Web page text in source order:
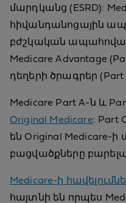
մարդկանց (ESRD):
հիվանդանոցային
բժշկական
Medicare Advantage
դեղերի ծրագրեր (Part
Medicare Part A-ն և
Original Medicare: Part
են Original
բացվածքները
Medicare-ի
հայտնի են որպես